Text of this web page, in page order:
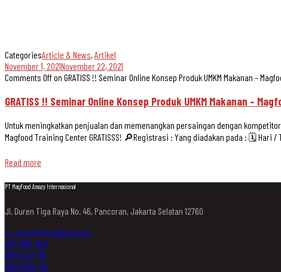
CategoriesArticle & News, Artikel
November 1, 2021November 22, 2021
Comments Offon GRATISS !! Seminar Online Konsep Produk UMKM Makanan –
GRATISS !! Seminar Online Konsep Produk UMKM Makanan –
Untuk meningkatkan penjualan dan memenangkan persaingan dengan
Magfood Training Center GRATISSS! 🔎Registrasi : Yang diadakan pada : 🗓 Hari
Read more
PT MagFood Amazy Internasional
Jl. Duren Tiga Raya No. 46, Pancoran, Jakarta Selatan 12760
cs.amazy@magfood.com
021-7919-3162
0811-1347-161
0816-866-251